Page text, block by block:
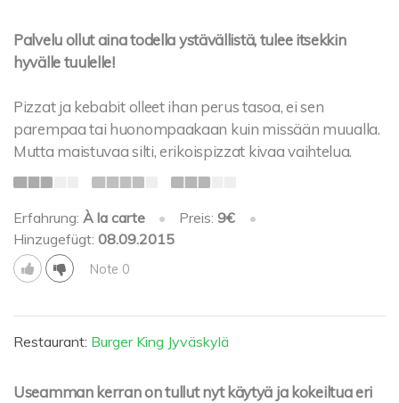
Palvelu ollut aina todella ystävällistä, tulee itsekkin
hyvälle tuulelle!
Pizzat ja kebabit olleet ihan perus tasoa, ei sen
parempaa tai huonompaakaan kuin missään muualla.
Mutta maistuvaa silti, erikoispizzat kivaa vaihtelua.
Erfahrung: À la carte • Preis:9€
•
Hinzugefügt: 08.09.2015
Note 0
Restaurant: Burger King Jyväskylä
Useamman kerran on tullut nyt käytyä ja kokeiltua eri